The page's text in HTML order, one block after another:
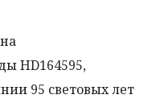
HD164595,
95 световых лет